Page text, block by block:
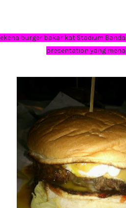
burger bakar kat Stadium
presentation yang